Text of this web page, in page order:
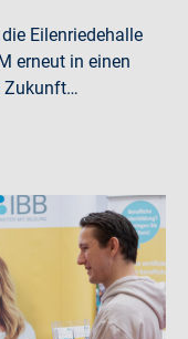
Eilenriedehalle
erneut in einen
Zukunft…